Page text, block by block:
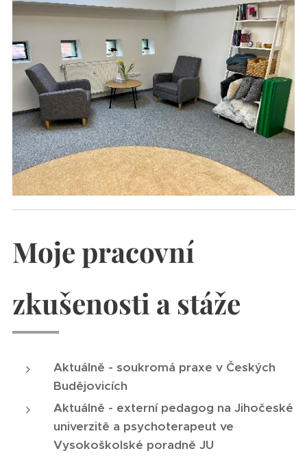
Moje pracovní
zkušenosti a stáže
Aktuálně - soukromá praxe v Českých
Budějovicích
Aktuálně - externí pedagog na Jihočeské
univerzitě a psychoterapeut ve
Vysokoškolské poradně JU